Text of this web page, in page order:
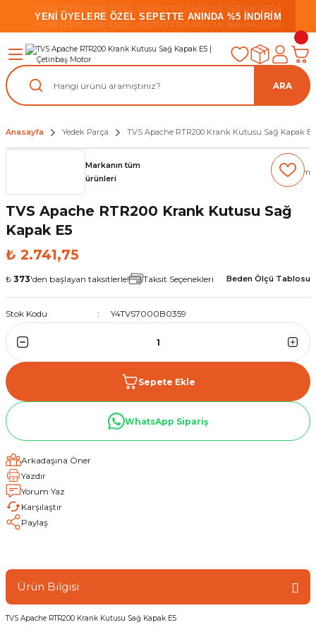
YENİ ÜYELERE ÖZEL SEPETTE ANINDA %5 İNDİRİM
YENİ ÜYELERE ÖZEL SEPETTE ANINDA %5 İNDİRİM
YENİ ÜYELERE ÖZEL SEPETTE ANINDA %5 İNDİRİM
ARA
Anasayfa Yedek Parça TVS Apache RTR200 Krank Kutusu Sağ Kapak E5
Markanın tüm
ürünleri
(0) Yorum
TVS Apache RTR200 Krank Kutusu Sağ
Kapak E5
₺ 2.741,75
₺ 373'den başlayan taksitlerle! Taksit Seçenekleri Beden Ölçü Tablosu
Stok Kodu Y4TVS7000B0359
Sepete Ekle
WhatsApp Sipariş
Arkadaşına Öner
Yazdır
Yorum Yaz
Karşılaştır
Paylaş
Ürün Bilgisi
TVS Apache RTR200 Krank Kutusu Sağ Kapak E5